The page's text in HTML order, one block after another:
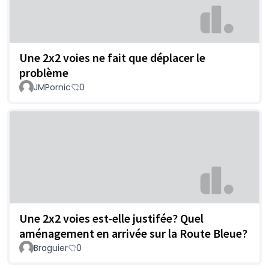
Une 2x2 voies ne fait que déplacer le
problème
JMPornic 0
Une 2x2 voies est-elle justifée? Quel
aménagement en arrivée sur la Route Bleue?
Braguier 0